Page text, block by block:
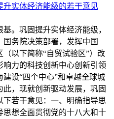
升实体经济能级的若干意见
。巩固提升实体经济能级，
务院决策部署，发挥中国
（以下简称“自贸试验区”）改
力的科技创新中心创新引领
设“四个中心”和卓越全球城
，现就创新驱动发展，巩固
若干意见：一、明确指导思
思想全面贯彻党的十八大和十